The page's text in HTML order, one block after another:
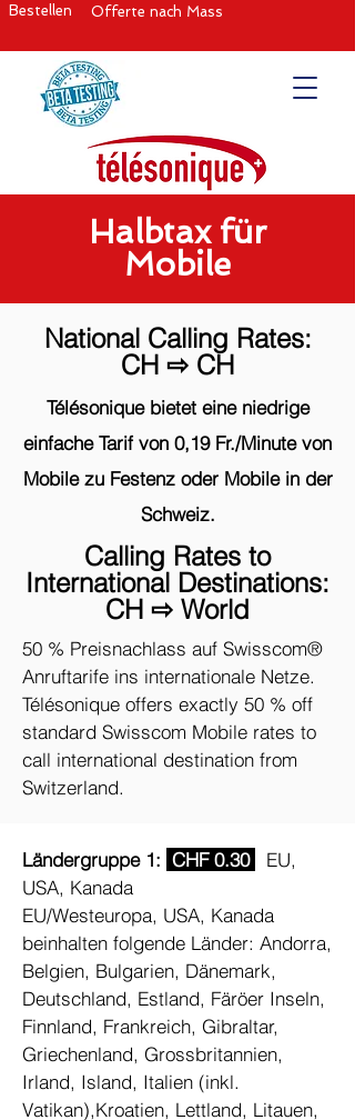
Bestellen Offerte nach Mass
Halbtax für
Mobile
National Calling Rates:
CH ⇨ CH
Télésonique bietet eine niedrige
einfache Tarif von 0,19 Fr./Minute von
Mobile zu Festenz oder Mobile in der
Schweiz.
Calling Rates to
International Destinations:
CH ⇨ World
50 % Preisnachlass auf Swisscom®
Anruftarife ins internationale Netze.
Télésonique offers exactly 50 % off
standard Swisscom Mobile rates to
call international destination from
Switzerland.
Ländergruppe 1: CHF 0.30
EU,
USA, Kanada
EU/Westeuropa, USA, Kanada
beinhalten folgende Länder: Andorra,
Belgien, Bulgarien, Dänemark,
Deutschland, Estland, Färöer Inseln,
Finnland, Frankreich, Gibraltar,
Griechenland, Grossbritannien,
Irland, Island, Italien (inkl.
Vatikan),Kroatien, Lettland, Litauen,